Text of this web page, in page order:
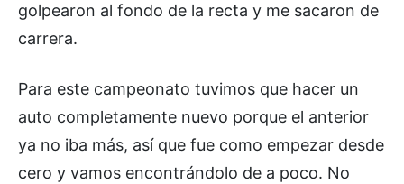
golpearon al fondo de la recta y me sacaron de
carrera.
Para este campeonato tuvimos que hacer un
auto completamente nuevo porque el anterior
ya no iba más, así que fue como empezar desde
cero y vamos encontrándolo de a poco. No